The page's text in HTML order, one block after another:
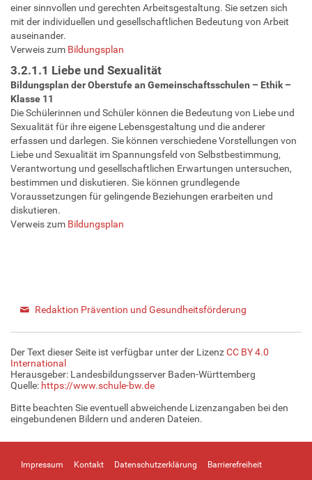
einer sinnvollen und gerechten Arbeitsgestaltung. Sie setzen sich
mit der individuellen und gesellschaftlichen Bedeutung von Arbeit
auseinander.
Verweis zum Bildungsplan
3.2.1.1 Liebe und Sexualität
Bildungsplan der Oberstufe an Gemeinschaftsschulen – Ethik –
Klasse 11
Die Schülerinnen und Schüler können die Bedeutung von Liebe und
Sexualität für ihre eigene Lebensgestaltung und die anderer
erfassen und darlegen. Sie können verschiedene Vorstellungen von
Liebe und Sexualität im Spannungsfeld von Selbstbestimmung,
Verantwortung und gesellschaftlichen Erwartungen untersuchen,
bestimmen und diskutieren. Sie können grundlegende
Voraussetzungen für gelingende Beziehungen erarbeiten und
diskutieren.
Verweis zum Bildungsplan
Redaktion Prävention und Gesundheitsförderung
Der Text dieser Seite ist verfügbar unter der LizenzCC BY 4.0
International
Herausgeber: Landesbildungsserver Baden-Württemberg
Quelle: https://www.schule-bw.de
Bitte beachten Sie eventuell abweichende Lizenzangaben bei den
eingebundenen Bildern und anderen Dateien.
Impressum Kontakt Datenschutzerklärung Barrierefreiheit